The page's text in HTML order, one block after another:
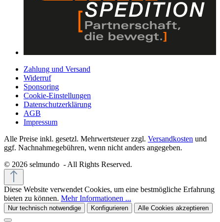
Zahlung und Versand
Widerruf
Sponsoring
Cookie-Einstellungen
Datenschutzerklärung
AGB
Impressum
Alle Preise inkl. gesetzl. Mehrwertsteuer zzgl. Versandkosten und
ggf. Nachnahmegebühren, wenn nicht anders angegeben.
© 2026 selmundo - All Rights Reserved.
Diese Website verwendet Cookies, um eine bestmögliche Erfahrung
bieten zu können. Mehr Informationen ...
Nur technisch notwendige Konfigurieren Alle Cookies akzeptieren